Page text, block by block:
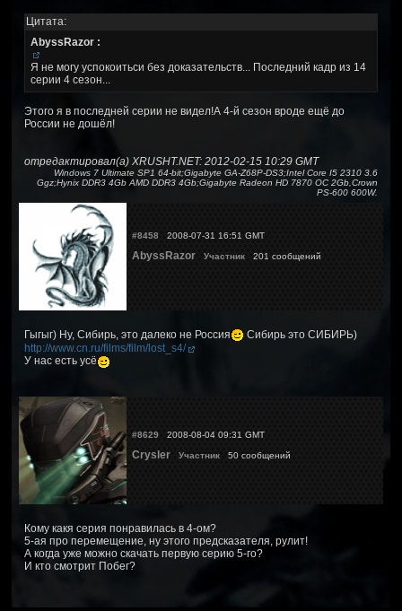
Цитата:
AbyssRazor :
Я не могу успокоитьси без доказательств... Последний кадр из 14
серии 4 сезон...
Этого я в последней серии не видел!А 4-й сезон вроде ещё до
России не дошёл!
отредактировал(а) XRUSHT.NET: 2012-02-15 10:29 GMT
Windows 7 Ultimate SP1 64-bit;Gigabyte GA-Z68P-DS3;Intel Core I5 2310 3.6
Ggz;Hynix DDR3 4Gb AMD DDR3 4Gb;Gigabyte Radeon HD 7870 OC 2Gb,Crown
PS-600 600W.
#8458 2008-07-31 16:51 GMT
AbyssRazor Участник 201 сообщений
Гыгыг) Ну, Сибирь, это далеко не Россия
Сибирь это СИБИРЬ)
http://www.cn.ru/films/film/lost_s4/
У нас есть усё
#8629 2008-08-04 09:31 GMT
Crysler Участник 50 сообщений
Кому какя серия понравилась в 4-ом?
5-ая про перемещение, ну этого предсказателя, рулит!
А когда уже можно скачать первую серию 5-го?
И кто смотрит Побег?